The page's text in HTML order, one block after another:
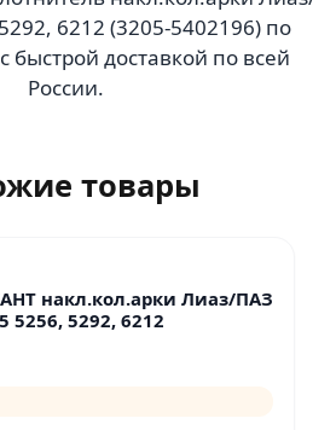
6212 (3205-5402196) по
быстрой доставкой по всей
России.
товары
накл.кол.арки Лиаз/ПАЗ
5256, 5292, 6212